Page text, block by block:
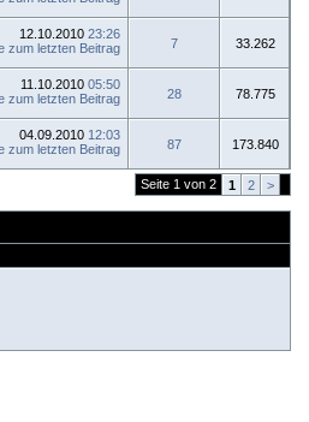
12.10.2010 23:26
7 33.262
11.10.2010 05:50
28 78.775
04.09.2010 12:03
87 173.840
Seite 1 von 2 1 2 >